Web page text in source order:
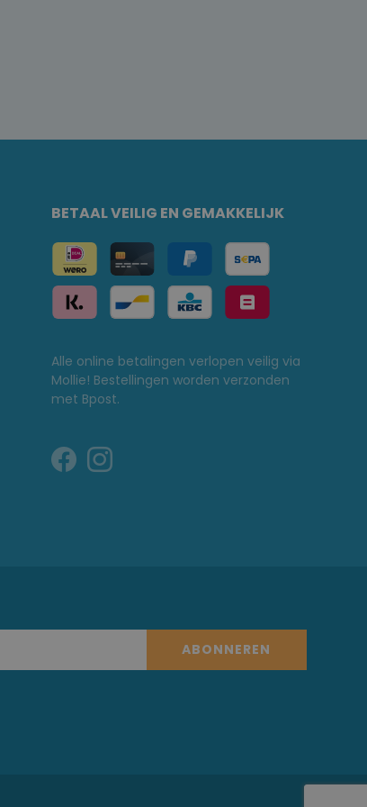
BETAAL VEILIG EN GEMAKKELIJK
Alle online betalingen verlopen veilig via
Mollie! Bestellingen worden verzonden
met Bpost.
ABONNEREN